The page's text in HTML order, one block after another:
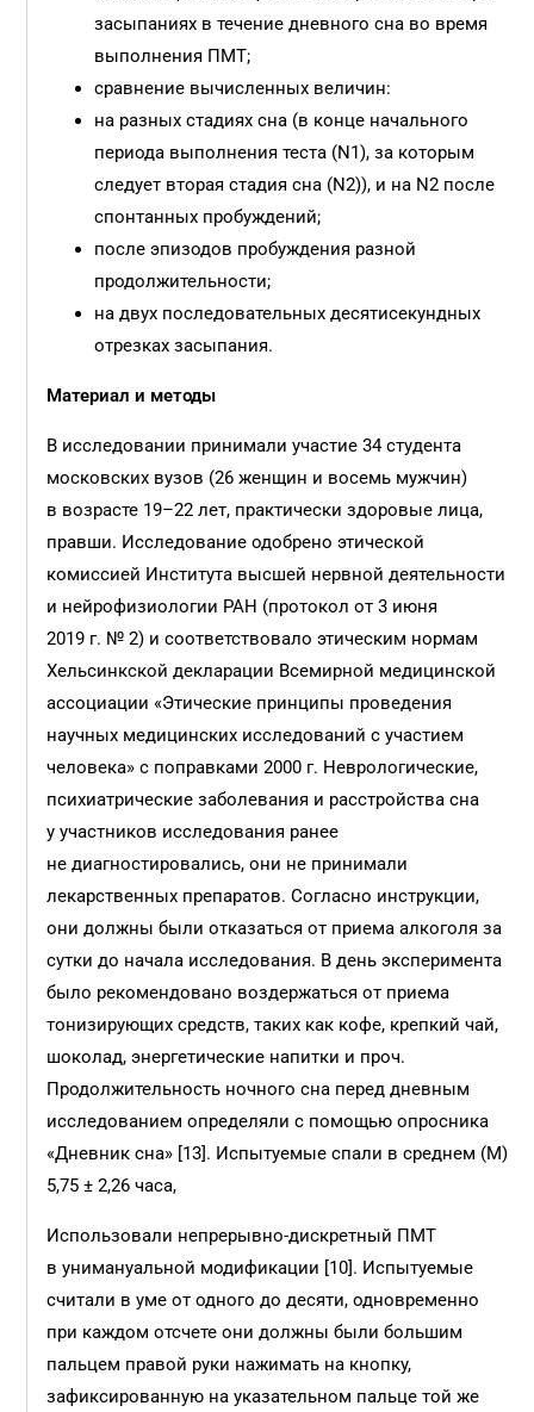
засыпаниях в течение дневного сна во время
выполнения ПМТ;
сравнение вычисленных величин:
на разных стадиях сна (в конце начального
периода выполнения теста (N1), за которым
следует вторая стадия сна (N2)), и на N2 после
спонтанных пробуждений;
после эпизодов пробуждения разной
продолжительности;
на двух последовательных десятисекундных
отрезках засыпания.
Материал и методы
В исследовании принимали участие 34 студента
московских вузов (26 женщин и восемь мужчин)
в возрасте 19–22 лет, практически здоровые лица,
правши. Исследование одобрено этической
комиссией Института высшей нервной деятельности
и нейрофизиологии РАН (протокол от 3 июня
2019 г. № 2) и соответствовало этическим нормам
Хельсинкской декларации Всемирной медицинской
ассоциации «Этические принципы проведения
научных медицинских исследований с участием
человека» с поправками 2000 г. Неврологические,
психиатрические заболевания и расстройства сна
у участников исследования ранее
не диагностировались, они не принимали
лекарственных препаратов. Согласно инструкции,
они должны были отказаться от приема алкоголя за
сутки до начала исследования. В день эксперимента
было рекомендовано воздержаться от приема
тонизирующих средств, таких как кофе, крепкий чай,
шоколад, энергетические напитки и проч.
Продолжительность ночного сна перед дневным
исследованием определяли с помощью опросника
«Дневник сна» [13]. Испытуемые спали в среднем (M)
5,75 ± 2,26 часа,
Использовали непрерывно-дискретный ПМТ
в унимануальной модификации [10]. Испытуемые
считали в уме от одного до десяти, одновременно
при каждом отсчете они должны были большим
пальцем правой руки нажимать на кнопку,
зафиксированную на указательном пальце той же